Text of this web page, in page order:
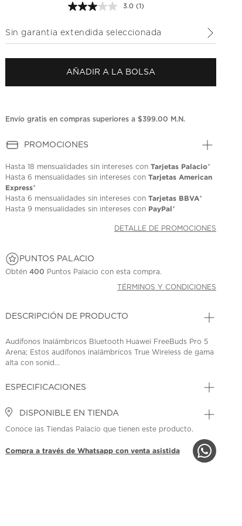
3.0 Lea
reseña.
la
misma
página.
(1)
Sin garantia extendida seleccionada
AÑADIR A LA BOLSA
Envío gratis en compras superiores a $399.00 M.N.
PROMOCIONES
Hasta18 mensualidades sin intereses conTarjetas Palacio*
Hasta6 mensualidades sin intereses conTarjetas American
Express*
Hasta6 mensualidades sin intereses conTarjetas BBVA*
Hasta9 mensualidades sin intereses con PayPal*
DETALLE DE PROMOCIONES
PUNTOS PALACIO
Obtén400 Puntos Palacio con esta compra.
TÉRMINOS Y CONDICIONES
DESCRIPCIÓN DE PRODUCTO
Audífonos Inalámbricos Bluetooth Huawei FreeBuds Pro 5
Arena; Estos audífonos inalámbricos True Wireless de gama
alta con sonid...
ESPECIFICACIONES
DISPONIBLE EN TIENDA
Conoce las Tiendas Palacio que tienen este producto.
Compra a través de Whatsapp con venta asistida